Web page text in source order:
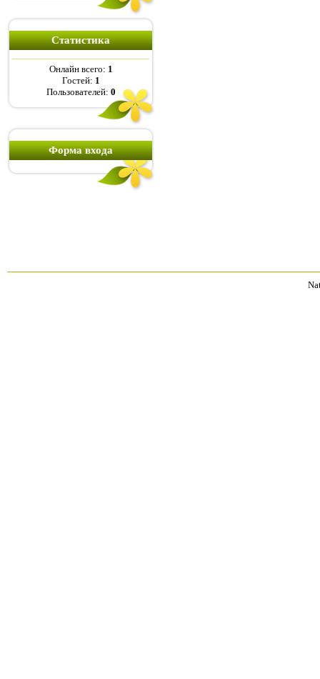
Статистика
Онлайн всего: 1
Гостей: 1
Пользователей: 0
Форма входа